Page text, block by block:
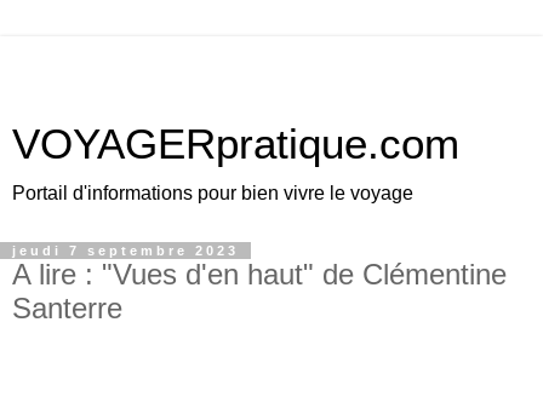
VOYAGERpratique.com
Portail d'informations pour bien vivre le voyage
jeudi 7 septembre 2023
A lire : "Vues d'en haut" de Clémentine
Santerre